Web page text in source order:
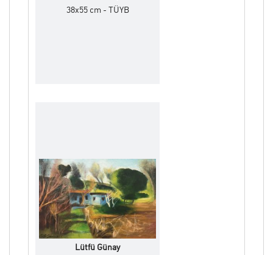
38x55 cm - TÜYB
Lütfü Günay